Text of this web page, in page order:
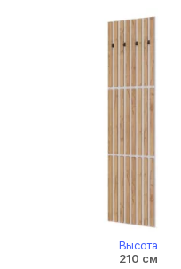
Высота
210 см